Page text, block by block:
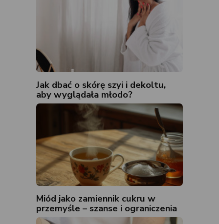
Jak dbać o skórę szyi i dekoltu,
aby wyglądała młodo?
Miód jako zamiennik cukru w
przemyśle – szanse i ograniczenia